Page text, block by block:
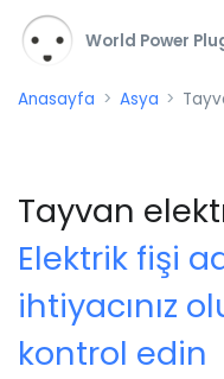
World Power
Anasayfa Asya
Tayvan
Elektrik fişi
ihtiyacınız
kontrol edin